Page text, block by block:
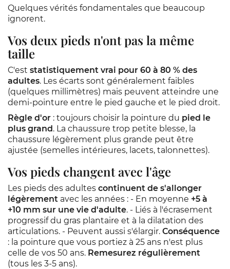
Quelques vérités fondamentales que beaucoup
ignorent.
Vos deux pieds n'ont pas la même
taille
C'est statistiquement vrai pour 60 à 80 % des
adultes. Les écarts sont généralement faibles
(quelques millimètres) mais peuvent atteindre une
demi-pointure entre le pied gauche et le pied droit.
Règle d'or : toujours choisir la pointure du pied le
plus grand. La chaussure trop petite blesse, la
chaussure légèrement plus grande peut être
ajustée (semelles intérieures, lacets, talonnettes).
Vos pieds changent avec l'âge
Les pieds des adultes continuent de s'allonger
légèrement avec les années : - En moyenne +5 à
+10 mm sur une vie d'adulte. - Liés à l'écrasement
progressif du gras plantaire et à la dilatation des
articulations. - Peuvent aussi s'élargir. Conséquence
: la pointure que vous portiez à 25 ans n'est plus
celle de vos 50 ans. Remesurez régulièrement
(tous les 3-5 ans).